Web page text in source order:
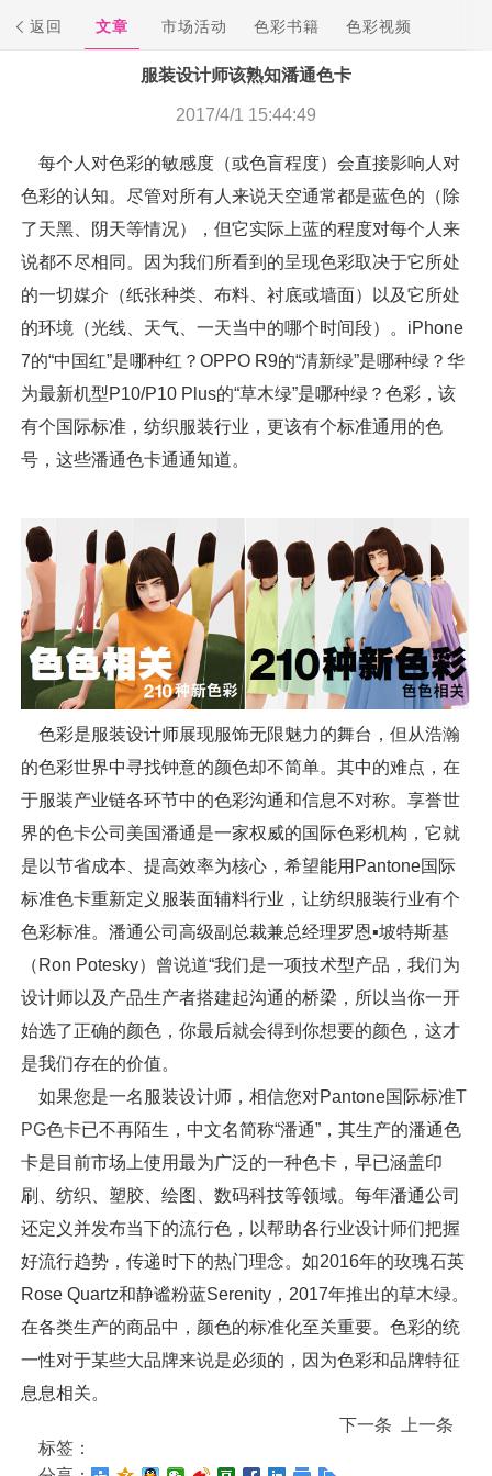
返回 文章 市场活动 色彩书籍 色彩视频
服装设计师该熟知潘通色卡
2017/4/1 15:44:49
每个人对色彩的敏感度（或色盲程度）会直接影响人对
色彩的认知。尽管对所有人来说天空通常都是蓝色的（除
了天黑、阴天等情况），但它实际上蓝的程度对每个人来
说都不尽相同。因为我们所看到的呈现色彩取决于它所处
的一切媒介（纸张种类、布料、衬底或墙面）以及它所处
的环境（光线、天气、一天当中的哪个时间段）。iPhone
7的“中国红”是哪种红？OPPO R9的“清新绿”是哪种绿？华
为最新机型P10/P10 Plus的“草木绿”是哪种绿？色彩，该
有个国际标准，纺织服装行业，更该有个标准通用的色
号，这些潘通色卡通通知道。
色彩是服装设计师展现服饰无限魅力的舞台，但从浩瀚
的色彩世界中寻找钟意的颜色却不简单。其中的难点，在
于服装产业链各环节中的色彩沟通和信息不对称。享誉世
界的色卡公司美国潘通是一家权威的国际色彩机构，它就
是以节省成本、提高效率为核心，希望能用Pantone国际
标准色卡重新定义服装面辅料行业，让纺织服装行业有个
色彩标准。潘通公司高级副总裁兼总经理罗恩▪坡特斯基
（Ron Potesky）曾说道“我们是一项技术型产品，我们为
设计师以及产品生产者搭建起沟通的桥梁，所以当你一开
始选了正确的颜色，你最后就会得到你想要的颜色，这才
是我们存在的价值。
如果您是一名服装设计师，相信您对Pantone国际标准T
PG色卡已不再陌生，中文名简称“潘通”，其生产的潘通色
卡是目前市场上使用最为广泛的一种色卡，早已涵盖印
刷、纺织、塑胶、绘图、数码科技等领域。每年潘通公司
还定义并发布当下的流行色，以帮助各行业设计师们把握
好流行趋势，传递时下的热门理念。如2016年的玫瑰石英
Rose Quartz和静谧粉蓝Serenity，2017年推出的草木绿。
在各类生产的商品中，颜色的标准化至关重要。色彩的统
一性对于某些大品牌来说是必须的，因为色彩和品牌特征
息息相关。
下一条
上一条
标签：